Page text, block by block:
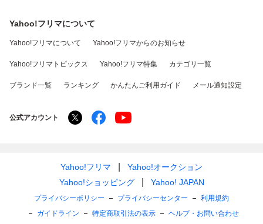
Yahoo!フリマについて
Yahoo!フリマについて Yahoo!フリマからのお知らせ
Yahoo!フリマトピックス Yahoo!フリマ特集 カテゴリ一覧
ブランド一覧 ランキング かんたんご利用ガイド メール通知設定
公式アカウント
Yahoo!フリマ
Yahoo!オークション
Yahoo!ショッピング
Yahoo! JAPAN
プライバシーポリシー プライバシーセンター
利用規約
ガイドライン
特定商取引法の表示
ヘルプ・お問い合わせ